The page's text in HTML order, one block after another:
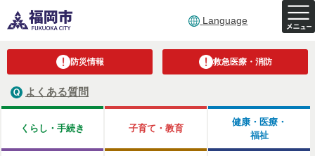
Language
防災情報 救急医療・消防
よくある質問
くらし・手続き 子育て・教育
健康・医療・
福祉